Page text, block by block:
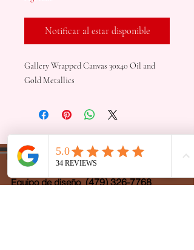
Notificar al estar disponible
Gallery Wrapped Canvas 30x40 Oil and
Gold Metallics
DesignTeam@beautifullydone.design
Equipo de diseño (479) 326-7768